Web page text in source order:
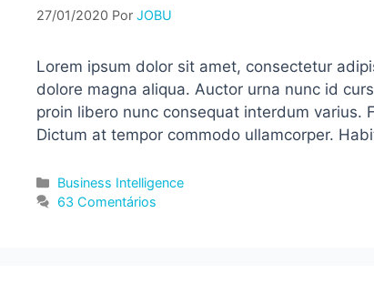
27/01/2020 Por JOBU
Lorem ipsum dolor sit amet, consectetur
dolore magna aliqua. Auctor urna nunc id
proin libero nunc consequat interdum varius.
Dictum at tempor commodo ullamcorper.
Categorias
Business Intelligence
63 Comentários